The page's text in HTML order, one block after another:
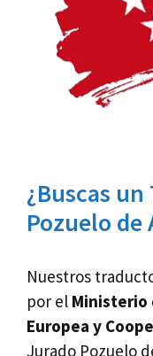
¿Buscas
Pozuelo de
Nuestros
por el Ministerio
Europea y
Jurado Pozuelo